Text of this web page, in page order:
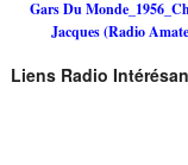
Gars Du
Jacques (Radio
Liens Radio